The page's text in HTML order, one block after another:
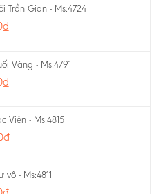
Trần Gian - Ms:4724
₫
Vàng - Ms:4791
₫
Viên - Ms:4815
₫
- Ms:4811